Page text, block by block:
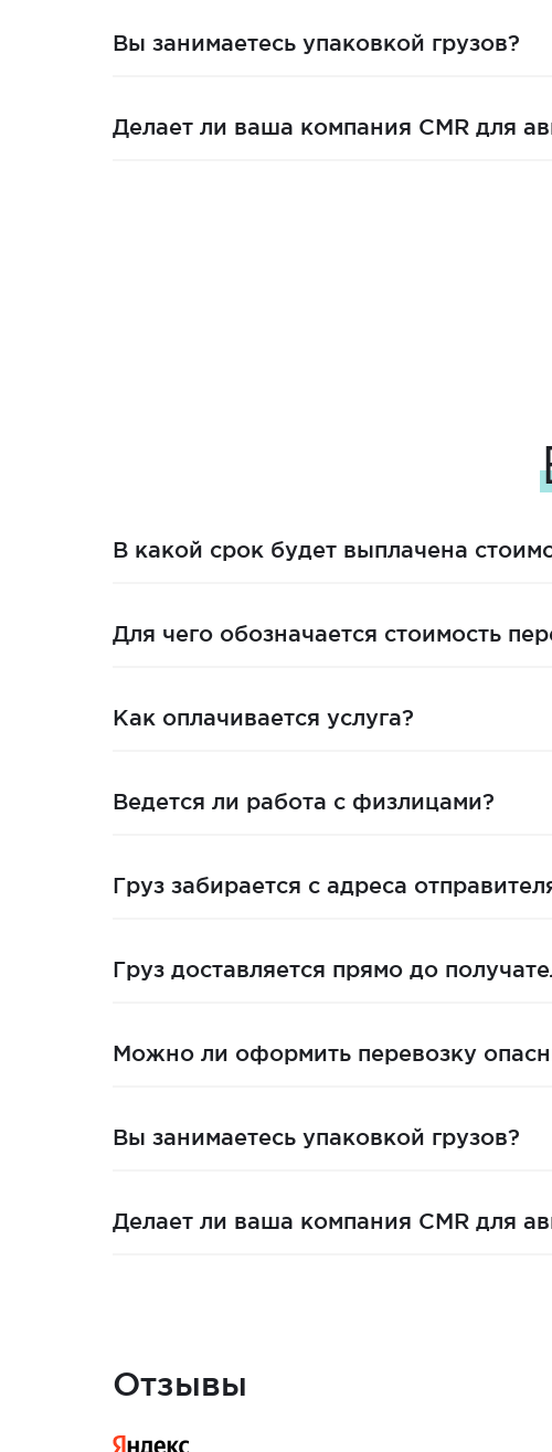
Вы занимаетесь упаковкой грузов?
Делает ли ваша компания CMR для
В какой срок будет выплачена
Для чего обозначается стоимость
Как оплачивается услуга?
Ведется ли работа с физлицами?
Груз забирается с адреса
Груз доставляется прямо до
Можно ли оформить перевозку
Вы занимаетесь упаковкой грузов?
Делает ли ваша компания CMR для
Отзывы